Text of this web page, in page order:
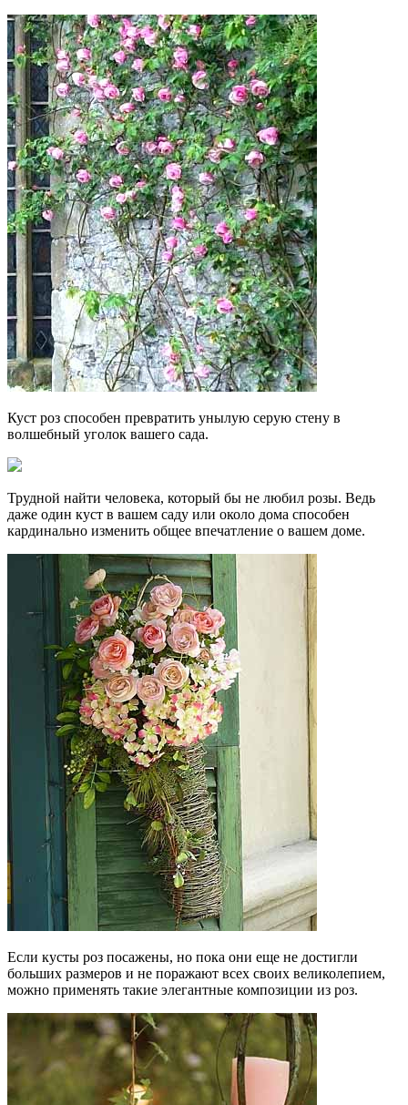
Куст роз способен превратить унылую серую стену в
волшебный уголок вашего сада.
Трудной найти человека, который бы не любил розы. Ведь
даже один куст в вашем саду или около дома способен
кардинально изменить общее впечатление о вашем доме.
Если кусты роз посажены, но пока они еще не достигли
больших размеров и не поражают всех своих великолепием,
можно применять такие элегантные композиции из роз.